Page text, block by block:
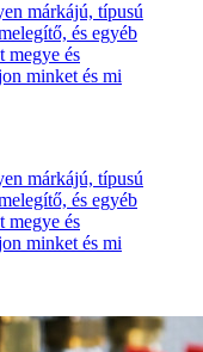
márkájú, típusú
és egyéb
megye és
minket és mi
márkájú, típusú
és egyéb
megye és
minket és mi